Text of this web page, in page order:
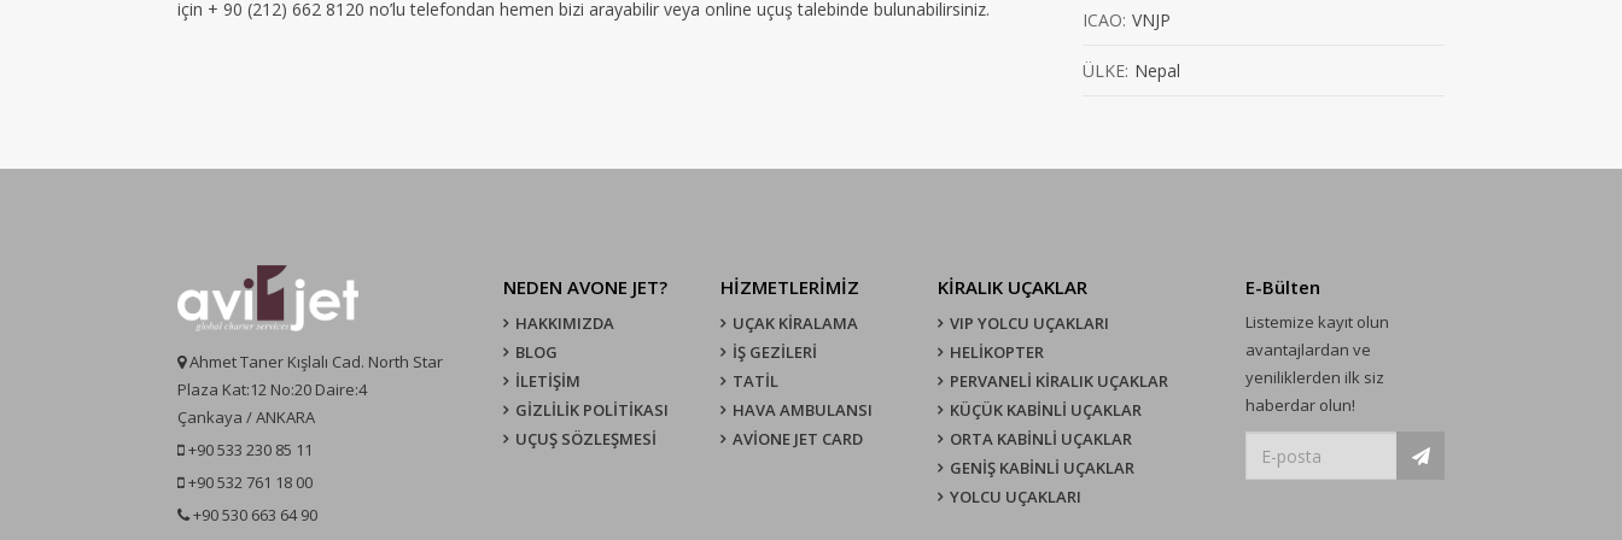
için + 90 (212) 662 8120 no’lu telefondan hemen bizi arayabilir veya online uçuş talebinde bulunabilirsiniz.
ICAO: VNJP
ÜLKE: Nepal
Ahmet Taner Kışlalı Cad. North Star
Plaza Kat:12 No:20 Daire:4
Çankaya / ANKARA
+90 533 230 85 11
+90 532 761 18 00
+90 530 663 64 90
NEDEN AVONE JET?
HAKKIMIZDA
BLOG
İLETİŞİM
GİZLİLİK POLİTİKASI
UÇUŞ SÖZLEŞMESI
HİZMETLERİMİZ
UÇAK KIRALAMA
İŞ GEZİLERİ
TATİL
HAVA AMBULANSI
AVİONE JET CARD
KIRALIK UÇAKLAR
VIP YOLCU UÇAKLARI
HELİKOPTER
PERVANELİ KİRALIK UÇAKLAR
KÜÇÜK KABİNLİ UÇAKLAR
ORTA KABİNLİ UÇAKLAR
GENİŞ KABİNLİ UÇAKLAR
YOLCU UÇAKLARI
E-Bülten
Listemize kayıt olun
avantajlardan ve
yeniliklerden ilk siz
haberdar olun!